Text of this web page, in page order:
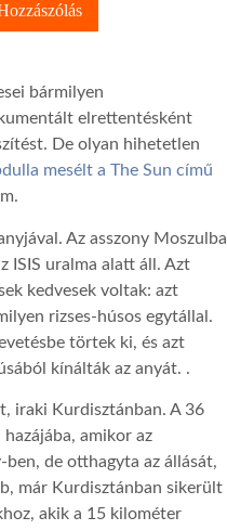
bármilyen
elrettentésként
De olyan hihetetlen
mesélt a The Sun című
Az asszony Moszulba
ISIS uralma alatt áll. Azt
kedvesek voltak: azt
rizses-húsos egytállal.
törtek ki, és azt
kínálták az anyát. .
iraki Kurdisztánban. A 36
amikor az
de otthagyta az állását,
már Kurdisztánban sikerült
akik a 15 kilométer